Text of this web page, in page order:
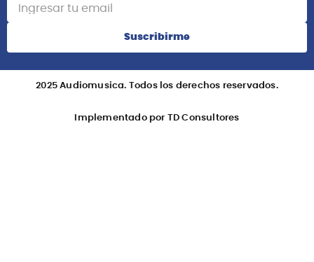
Suscribirme
2025 Audiomusica. Todos los derechos reservados.
Implementado por TD Consultores